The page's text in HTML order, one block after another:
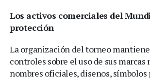
Los activos comerciales del
protección
La organización del torneo
controles sobre el uso de sus marcas
nombres oficiales, diseños,